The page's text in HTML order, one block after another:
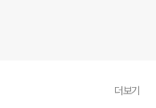
더보기